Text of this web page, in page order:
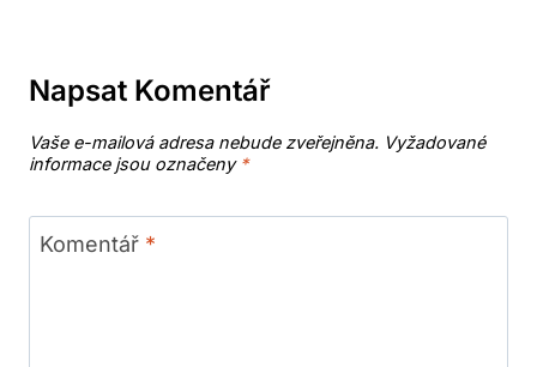
Napsat Komentář
Vaše e-mailová adresa nebude zveřejněna. Vyžadované
informace jsou označeny *
Komentář *